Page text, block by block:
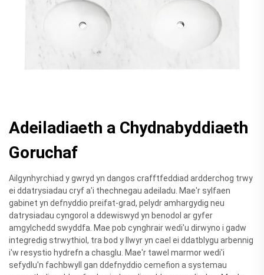
Adeiladiaeth a Chydnabyddiaeth
Goruchaf
Ailgynhyrchiad y gwryd yn dangos crafftfeddiad ardderchog trwy
ei ddatrysiadau cryf a'i thechnegau adeiladu. Mae'r sylfaen
gabinet yn defnyddio preifat-grad, pelydr amhargydig neu
datrysiadau cyngorol a ddewiswyd yn benodol ar gyfer
amgylchedd swyddfa. Mae pob cynghrair wedi'u dirwyno i gadw
integredig strwythiol, tra bod y llwyr yn cael ei ddatblygu arbennig
i'w resystio hydrefn a chasglu. Mae'r tawel marmor wedi'i
sefydlu'n fachbwyll gan ddefnyddio cemefion a systemau